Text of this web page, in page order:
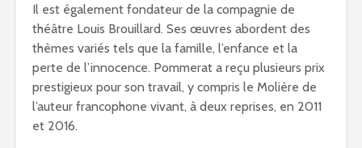
Il est également fondateur de la compagnie de
théâtre Louis Brouillard. Ses œuvres abordent des
thèmes variés tels que la famille, l’enfance et la
perte de l’innocence. Pommerat a reçu plusieurs prix
prestigieux pour son travail, y compris le Molière de
l’auteur francophone vivant, à deux reprises, en 2011
et 2016.